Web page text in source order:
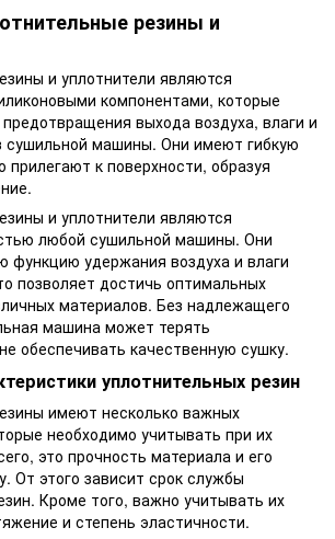
резины и
и уплотнители являются
компонентами, которые
выхода воздуха, влаги и
сушильной машины. Они имеют гибкую
прилегают к поверхности, образуя
и уплотнители являются
любой сушильной машины. Они
функцию удержания воздуха и влаги
позволяет достичь оптимальных
материалов. Без надлежащего
машина может терять
обеспечивать качественную сушку.
уплотнительных резин
имеют несколько важных
необходимо учитывать при их
это прочность материала и его
От этого зависит срок службы
Кроме того, важно учитывать их
и степень эластичности.